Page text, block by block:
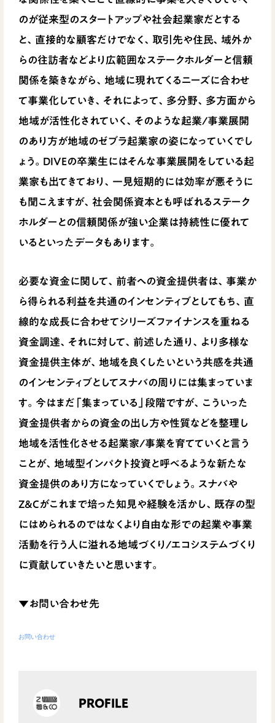
のが従来型のスタートアップや社会起業家だとする
と、直接的な顧客だけでなく、取引先や住民、域外か
らの往訪者などより広範囲なステークホルダーと信頼
関係を築きながら、地域に現れてくるニーズに合わせ
て事業化していき、それによって、多分野、多方面から
地域が活性化されていく、そのような起業/事業展開
のあり方が地域のゼブラ起業家の姿になっていくでし
ょう。DIVEの卒業生にはそんな事業展開をしている起
業家も出てきており、一見短期的には効率が悪そうに
も聞こえますが、社会関係資本とも呼ばれるステーク
ホルダーとの信頼関係が強い企業は持続性に優れて
いるといったデータもあります。
必要な資金に関して、前者への資金提供者は、事業か
ら得られる利益を共通のインセンティブとしてもち、直
線的な成長に合わせてシリーズファイナンスを重ねる
資金調達、それに対して、前述した通り、より多様な
資金提供主体が、地域を良くしたいという共感を共通
のインセンティブとしてスナバの周りには集まっていま
す。今はまだ「集まっている」段階ですが、こういった
資金提供者からの資金の出し方や性質などを整理し
地域を活性化させる起業家/事業を育てていくと言う
ことが、地域型インパクト投資と呼べるような新たな
資金提供のあり方になっていくでしょう。スナバや
Z&Cがこれまで培った知見や経験を活かし、既存の型
にはめられるのではなくより自由な形での起業や事業
活動を行う人に溢れる地域づくり/エコシステムづくり
に貢献していきたいと思います。
▼お問い合わせ先
お問い合わせ
PROFILE